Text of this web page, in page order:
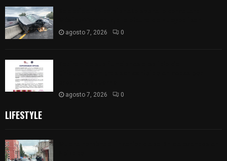
agosto 7, 2026 0
agosto 7, 2026 0
LIFESTYLE